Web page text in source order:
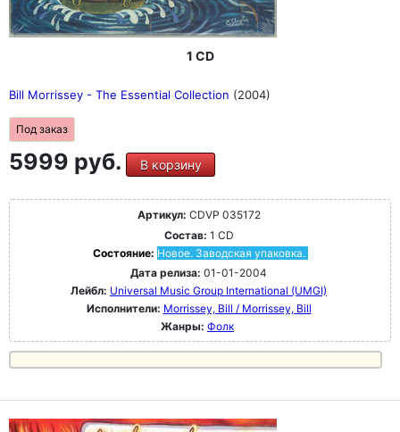
1 CD
Bill Morrissey - The Essential Collection (2004)
Под заказ
5999 руб. В корзину
Артикул: CDVP 035172
Состав: 1 CD
Состояние: Новое. Заводская упаковка.
Дата релиза: 01-01-2004
Лейбл: Universal Music Group International (UMGI)
Исполнители: Morrissey, Bill / Morrissey, Bill
Жанры: Фолк